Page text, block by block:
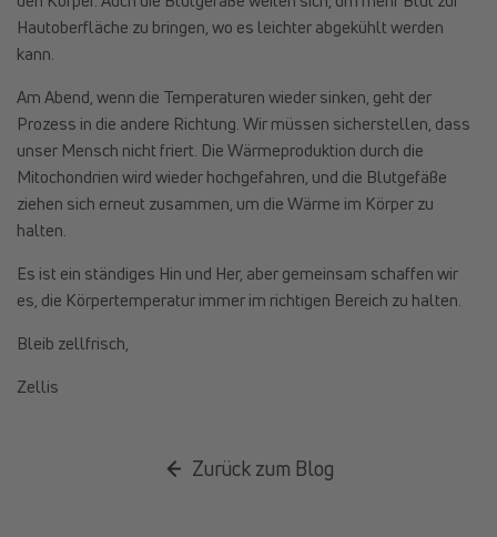
Hautoberfläche zu bringen, wo es leichter abgekühlt werden
kann.
Am Abend, wenn die Temperaturen wieder sinken, geht der
Prozess in die andere Richtung. Wir müssen sicherstellen, dass
unser Mensch nicht friert. Die Wärmeproduktion durch die
Mitochondrien wird wieder hochgefahren, und die Blutgefäße
ziehen sich erneut zusammen, um die Wärme im Körper zu
halten.
Es ist ein ständiges Hin und Her, aber gemeinsam schaffen wir
es, die Körpertemperatur immer im richtigen Bereich zu halten.
Bleib zellfrisch,
Zellis
Zurück zum Blog